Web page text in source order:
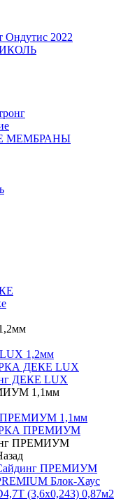
Ондутис 2022
МЕМБРАНЫ
1,2мм
ДЕКЕ LUX
ДЕКЕ LUX
1,1мм
1,1мм
ПРЕМИУМ
ПРЕМИУМ
ПРЕМИУМ
Блок-Хаус
(3,6х0,243) 0,87м2